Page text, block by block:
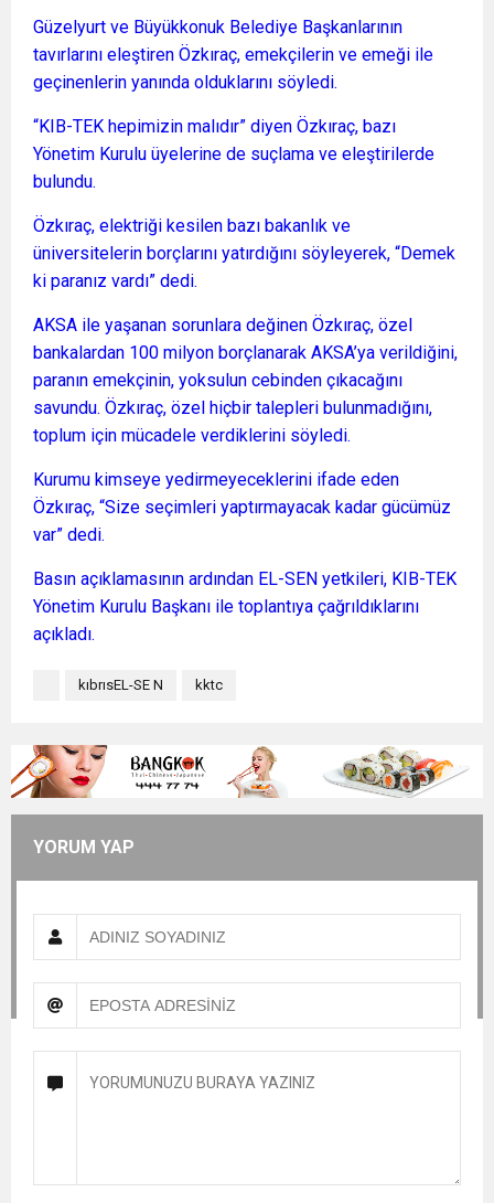
Güzelyurt ve Büyükkonuk Belediye Başkanlarının
tavırlarını eleştiren Özkıraç, emekçilerin ve emeği ile
geçinenlerin yanında olduklarını söyledi.
“KIB-TEK hepimizin malıdır” diyen Özkıraç, bazı
Yönetim Kurulu üyelerine de suçlama ve eleştirilerde
bulundu.
Özkıraç, elektriği kesilen bazı bakanlık ve
üniversitelerin borçlarını yatırdığını söyleyerek, “Demek
ki paranız vardı” dedi.
AKSA ile yaşanan sorunlara değinen Özkıraç, özel
bankalardan 100 milyon borçlanarak AKSA’ya verildiğini,
paranın emekçinin, yoksulun cebinden çıkacağını
savundu. Özkıraç, özel hiçbir talepleri bulunmadığını,
toplum için mücadele verdiklerini söyledi.
Kurumu kimseye yedirmeyeceklerini ifade eden
Özkıraç, “Size seçimleri yaptırmayacak kadar gücümüz
var” dedi.
Basın açıklamasının ardından EL-SEN yetkileri, KIB-TEK
Yönetim Kurulu Başkanı ile toplantıya çağrıldıklarını
açıkladı.
kıbrısEL-SE N kktc
YORUM YAP